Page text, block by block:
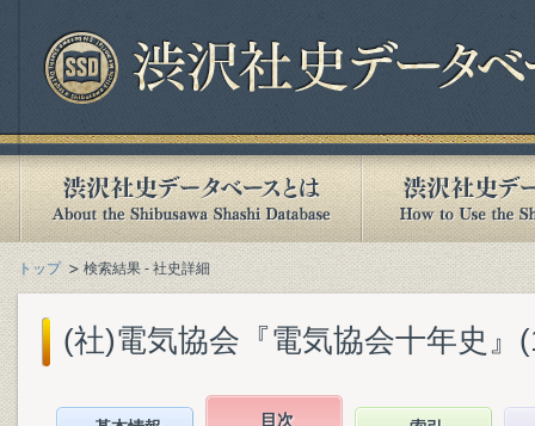
トップ 検索結果 - 社史詳細
(社)電気協会『電気協会十年史』
目次